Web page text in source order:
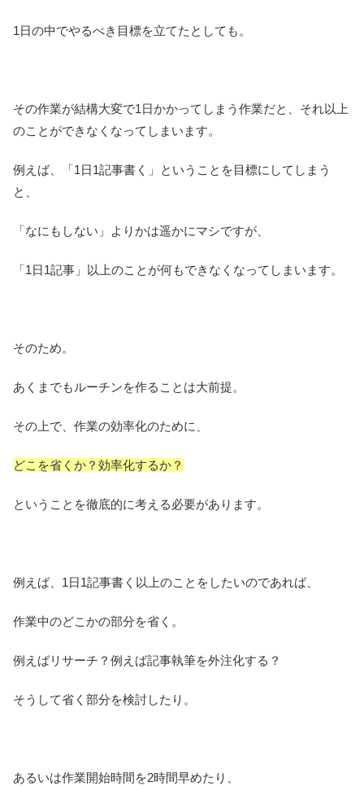
1日の中でやるべき目標を立てたとしても。
その作業が結構大変で1日かかってしまう作業だと、それ以上
のことができなくなってしまいます。
例えば、「1日1記事書く」ということを目標にしてしまう
と、
「なにもしない」よりかは遥かにマシですが、
「1日1記事」以上のことが何もできなくなってしまいます。
そのため。
あくまでもルーチンを作ることは大前提。
その上で、作業の効率化のために、
どこを省くか？効率化するか？
ということを徹底的に考える必要があります。
例えば、1日1記事書く以上のことをしたいのであれば、
作業中のどこかの部分を省く。
例えばリサーチ？例えば記事執筆を外注化する？
そうして省く部分を検討したり。
あるいは作業開始時間を2時間早めたり、